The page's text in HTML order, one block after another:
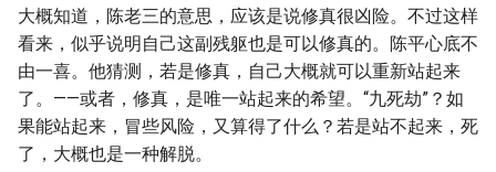
大概知道，陈老三的意思，应该是说修真很凶险。不过这样
看来，似乎说明自己这副残躯也是可以修真的。陈平心底不
由一喜。他猜测，若是修真，自己大概就可以重新站起来
了。——或者，修真，是唯一站起来的希望。“九死劫”？如
果能站起来，冒些风险，又算得了什么？若是站不起来，死
了，大概也是一种解脱。